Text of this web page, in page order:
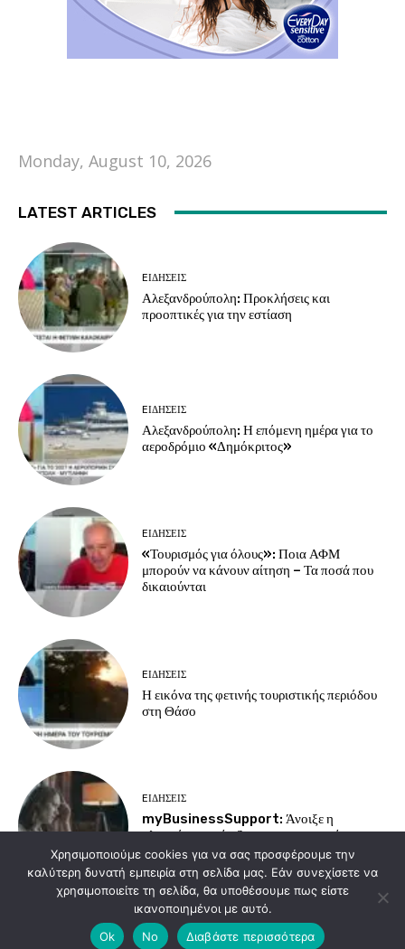
Monday, August 10, 2026
LATEST ARTICLES
EΙΔΗΣΕΙΣ
Αλεξανδρούπολη: Προκλήσεις και
προοπτικές για την εστίαση
EΙΔΗΣΕΙΣ
Αλεξανδρούπολη: Η επόμενη ημέρα για το
αεροδρόμιο «Δημόκριτος»
EΙΔΗΣΕΙΣ
«Τουρισμός για όλους»: Ποια ΑΦΜ
μπορούν να κάνουν αίτηση – Τα ποσά που
δικαιούνται
EΙΔΗΣΕΙΣ
Η εικόνα της φετινής τουριστικής περιόδου
στη Θάσο
EΙΔΗΣΕΙΣ
myBusinessSupport: Άνοιξε η
πλατφόρμα στήριξης για τις επιχειρήσεις της
Σαμοθράκης
Load more
Χρησιμοποιούμε cookies για να σας προσφέρουμε την
καλύτερη δυνατή εμπειρία στη σελίδα μας. Εάν συνεχίσετε να
χρησιμοποιείτε τη σελίδα, θα υποθέσουμε πως είστε
ικανοποιημένοι με αυτό.
Ok
No Διαβάστε περισσότερα